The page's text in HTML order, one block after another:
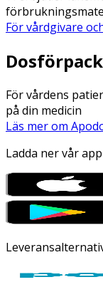
För vårdgivare
För vårdens
på din medicin
Läs mer om
Ladda ner vår app